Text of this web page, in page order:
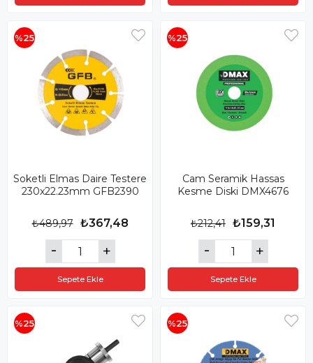
Soketli Elmas Daire Testere
230x22.23mm GFB2390
₺367,48
₺489,97
Sepete Ekle
%25
Cam Seramik Hassas
Kesme Diski DMX4676
₺159,31
₺212,41
Sepete Ekle
%25
%25 %25